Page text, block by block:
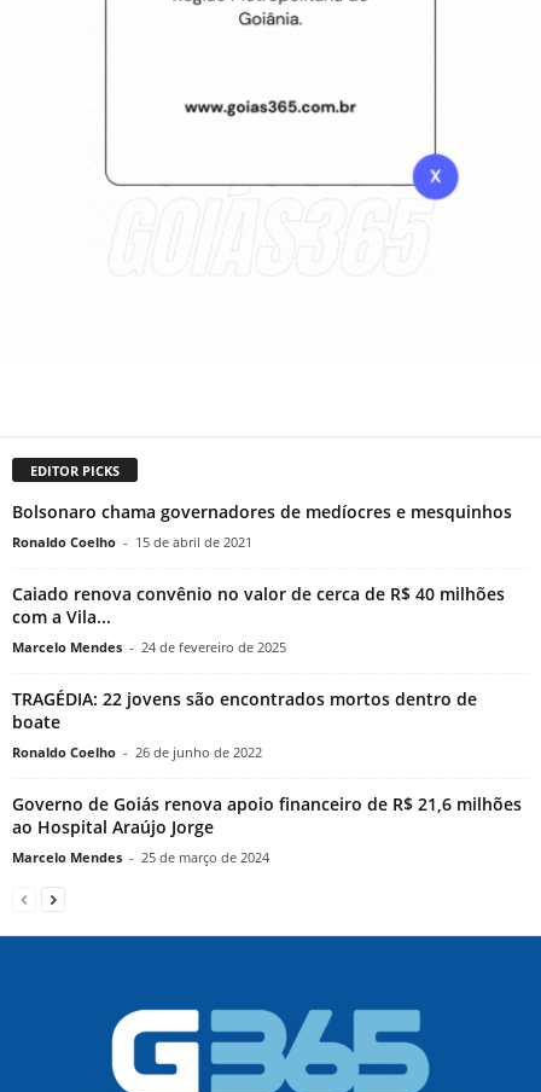
EDITOR PICKS
Bolsonaro chama governadores de medíocres e mesquinhos
Ronaldo Coelho - 15 de abril de 2021
Caiado renova convênio no valor de cerca de R$ 40 milhões
com a Vila...
Marcelo Mendes - 24 de fevereiro de 2025
TRAGÉDIA: 22 jovens são encontrados mortos dentro de
boate
Ronaldo Coelho - 26 de junho de 2022
Governo de Goiás renova apoio financeiro de R$ 21,6 milhões
ao Hospital Araújo Jorge
Marcelo Mendes - 25 de março de 2024